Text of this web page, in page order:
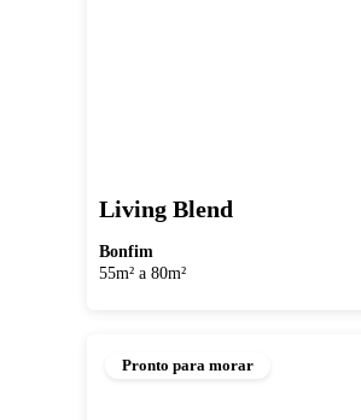
Living Blend
Bonfim
55m² a 80m²
Pronto para morar